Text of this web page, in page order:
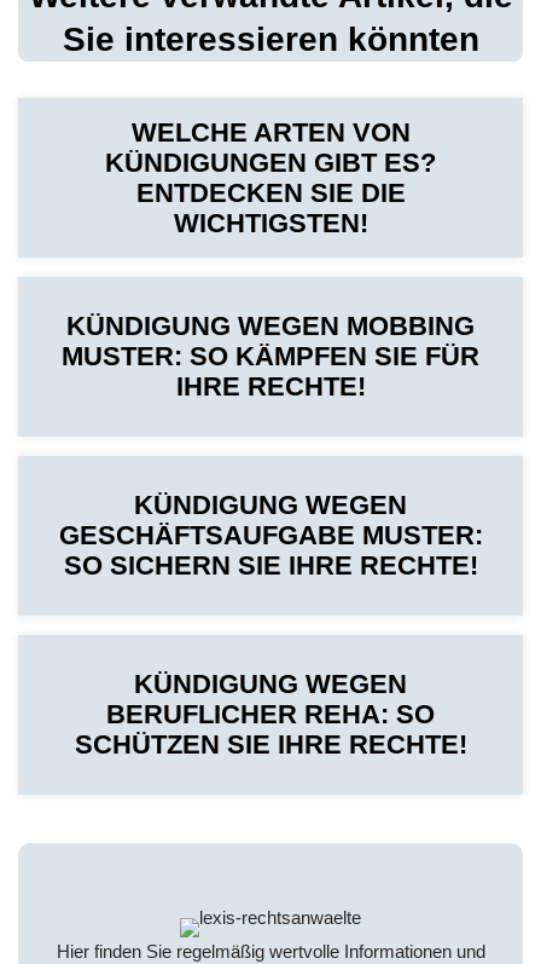
Sie interessieren könnten
WELCHE ARTEN VON
KÜNDIGUNGEN GIBT ES?
ENTDECKEN SIE DIE
WICHTIGSTEN!
KÜNDIGUNG WEGEN MOBBING
MUSTER: SO KÄMPFEN SIE FÜR
IHRE RECHTE!
KÜNDIGUNG WEGEN
GESCHÄFTSAUFGABE MUSTER:
SO SICHERN SIE IHRE RECHTE!
KÜNDIGUNG WEGEN
BERUFLICHER REHA: SO
SCHÜTZEN SIE IHRE RECHTE!
Hier finden Sie regelmäßig wertvolle Informationen und